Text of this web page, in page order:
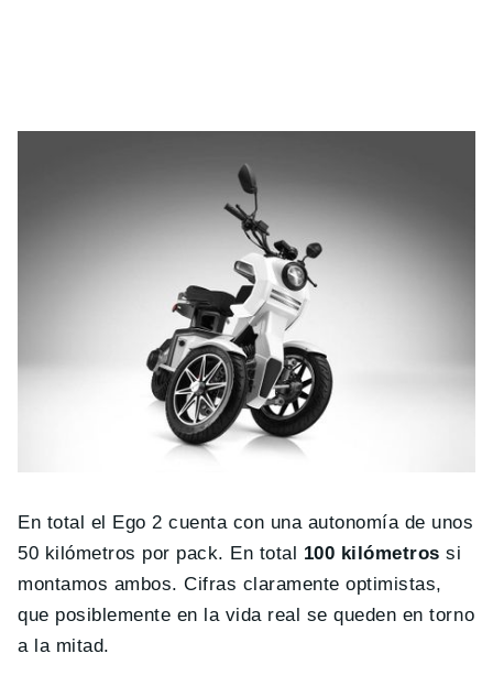
En total el Ego 2 cuenta con una autonomía de unos
50 kilómetros por pack. En total 100 kilómetros si
montamos ambos. Cifras claramente optimistas,
que posiblemente en la vida real se queden en torno
a la mitad.